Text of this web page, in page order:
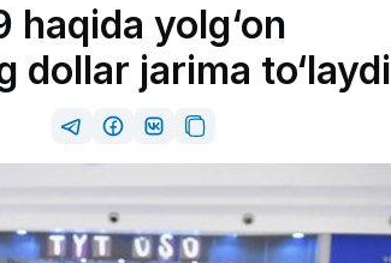
haqida yolg‘on
dollar jarima to‘laydi